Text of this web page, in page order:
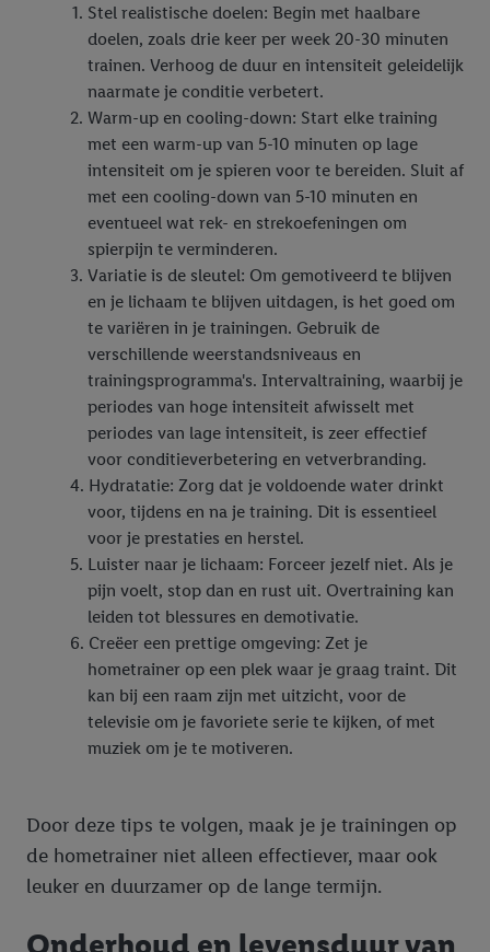
Stel realistische doelen: Begin met haalbare
doelen, zoals drie keer per week 20-30 minuten
trainen. Verhoog de duur en intensiteit geleidelijk
naarmate je conditie verbetert.
Warm-up en cooling-down: Start elke training
met een warm-up van 5-10 minuten op lage
intensiteit om je spieren voor te bereiden. Sluit af
met een cooling-down van 5-10 minuten en
eventueel wat rek- en strekoefeningen om
spierpijn te verminderen.
Variatie is de sleutel: Om gemotiveerd te blijven
en je lichaam te blijven uitdagen, is het goed om
te variëren in je trainingen. Gebruik de
verschillende weerstandsniveaus en
trainingsprogramma's. Intervaltraining, waarbij je
periodes van hoge intensiteit afwisselt met
periodes van lage intensiteit, is zeer effectief
voor conditieverbetering en vetverbranding.
Hydratatie: Zorg dat je voldoende water drinkt
voor, tijdens en na je training. Dit is essentieel
voor je prestaties en herstel.
Luister naar je lichaam: Forceer jezelf niet. Als je
pijn voelt, stop dan en rust uit. Overtraining kan
leiden tot blessures en demotivatie.
Creëer een prettige omgeving: Zet je
hometrainer op een plek waar je graag traint. Dit
kan bij een raam zijn met uitzicht, voor de
televisie om je favoriete serie te kijken, of met
muziek om je te motiveren.
Door deze tips te volgen, maak je je trainingen op
de hometrainer niet alleen effectiever, maar ook
leuker en duurzamer op de lange termijn.
Onderhoud en levensduur van
meer informatie vinden over de gegevensverwerking.
Door op “weigeren” te klikken, kunt u alleen het gebruik van de
noodzakelijke technologieën toestaan. Door op “aanvaarden” te
klikken, stemt u in met alle verwerkingen voor alle
bovengenoemde doeleinden. Meer informatie, waaronder de
bewaartermijn van de gegevens en uw recht om uw
toestemming te allen tijde met vooruitwerkende kracht in te
trekken, vindt u in onzeprivacyverklaring Je vindt het
impressum hier.